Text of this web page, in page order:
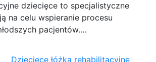
dziecięce to specjalistyczne
na celu wspieranie procesu
pacjentów.…
Dziecięce łóżka rehabilitacyjne